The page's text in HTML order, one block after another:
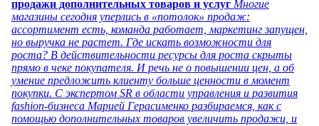
продажи дополнительных товаров и услуг Многие
магазины сегодня уперлись в «потолок» продаж:
ассортимент есть, команда работает, маркетинг запущен,
но выручка не растет. Где искать возможности для
роста? В действительности ресурсы для роста скрыты
прямо в чеке покупателя. И речь не о повышении цен, а об
умение предложить клиенту больше ценности в момент
покупки. С экспертом SR в области управления и развития
fashion-бизнеса Марией Герасименко разбираемся, как с
помощью дополнительных товаров увеличить продажи, и